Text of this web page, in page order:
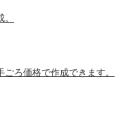
ろ価格で作成できます。